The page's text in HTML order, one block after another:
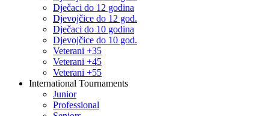
Dječaci do 12 godina
Djevojčice do 12 god.
Dječaci do 10 godina
Djevojčice do 10 god.
Veterani +35
Veterani +45
Veterani +55
International Tournaments
Junior
Professional